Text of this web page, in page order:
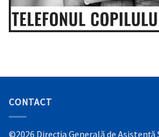
CONTACT
©2026 Direcţia Generală de